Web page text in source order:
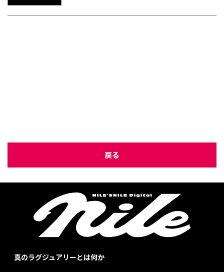
戻る
真のラグジュアリーとは何か